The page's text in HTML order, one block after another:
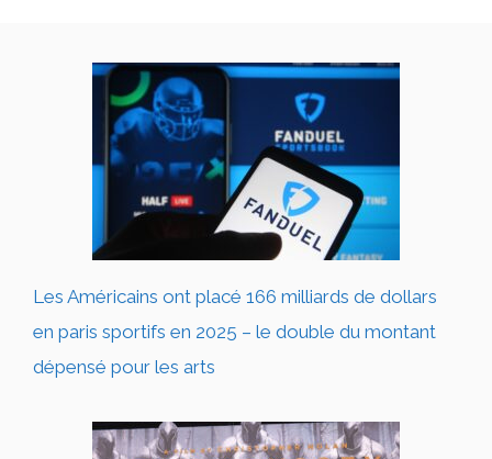
Les Américains ont placé 166 milliards de dollars
en paris sportifs en 2025 – le double du montant
dépensé pour les arts